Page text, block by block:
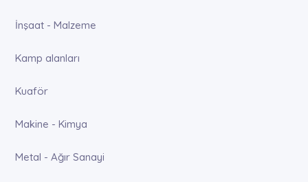
İnşaat - Malzeme
Kamp alanları
Kuaför
Makine - Kimya
Metal - Ağır Sanayi